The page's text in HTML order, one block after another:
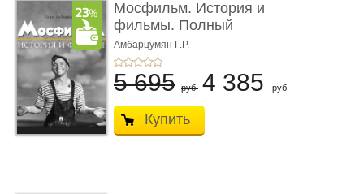
Мосфильм. История и
фильмы. Полный
иллюстриров ...
Амбарцумян Г.Р.
5 695 руб. 4 385 руб.
Купить